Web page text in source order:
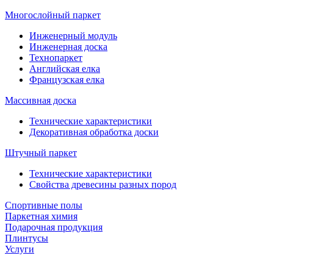
Многослойный паркет
Инженерный модуль
Инженерная доска
Технопаркет
Английская елка
Французская елка
Массивная доска
Технические характеристики
Декоративная обработка доски
Штучный паркет
Технические характеристики
Свойства древесины разных пород
Спортивные полы
Паркетная химия
Подарочная продукция
Плинтусы
Услуги